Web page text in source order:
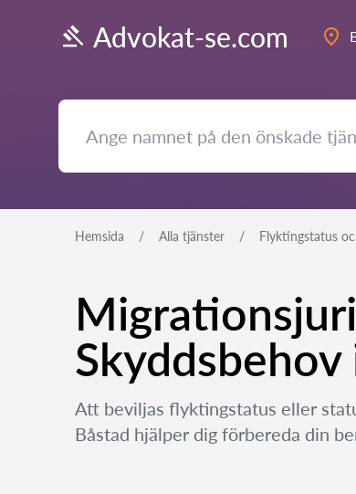
Advokat-se.com
Hemsida Alla tjänster Flyktingstatus
Skyddsbehov
Att beviljas flyktingstatus eller
Båstad hjälper dig förbereda din